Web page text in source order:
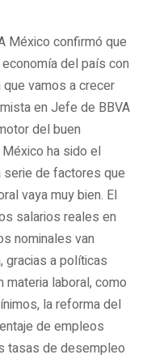
México confirmó que
del país con
vamos a crecer
en Jefe de BBVA
del buen
ha sido el
serie de factores que
vaya muy bien. El
salarios reales en
nominales van
gracias a políticas
laboral, como
la reforma del
de empleos
tasas de desempleo